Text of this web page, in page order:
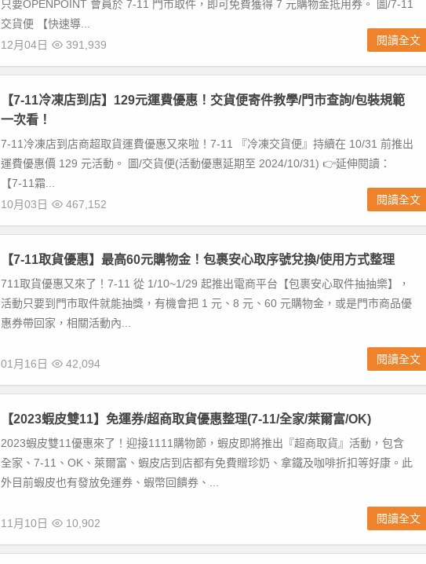
只要OPENPOINT 會員於 7-11 門市取件，即可免費獲得 7 元購物金抵用券。 圖/7-11
交貨便 【快速導...
12月04日
391,939 閱讀全文
【7-11冷凍店到店】129元運費優惠！交貨便寄件教學/門市查詢/包裝規範
一次看！
7-11冷凍店到店商超取貨運費優惠又來啦！7-11 『冷凍交貨便』持續在 10/31 前推出
運費優惠價 129 元活動。 圖/交貨便(活動優惠延期至 2024/10/31) 👉延伸閱讀：
【7-11霜...
10月03日
467,152 閱讀全文
【7-11取貨優惠】最高60元購物金！包裹安心取序號兌換/使用方式整理
711取貨優惠又來了！7-11 從 1/10~1/29 起推出電商平台【包裹安心取件抽抽樂】，
活動只要到門市取件就能抽獎，有機會把 1 元、8 元、60 元購物金，或是門市商品優
惠券帶回家，相關活動內...
01月16日 42,094 閱讀全文
【2023蝦皮雙11】免運券/超商取貨優惠整理(7-11/全家/萊爾富/OK)
2023蝦皮雙11優惠來了！迎接1111購物節，蝦皮即將推出『超商取貨』活動，包含
全家、7-11、OK、萊爾富、蝦皮店到店都有免費贈珍奶、拿鐵及咖啡折扣等好康。此
外目前蝦皮也有發放免運券、蝦幣回饋券、...
11月10日 10,902 閱讀全文